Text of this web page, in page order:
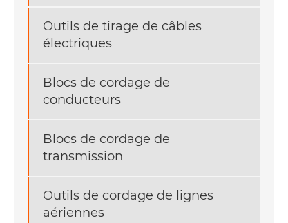
Outils de tirage de câbles
électriques
Blocs de cordage de
conducteurs
Blocs de cordage de
transmission
Outils de cordage de lignes
aériennes